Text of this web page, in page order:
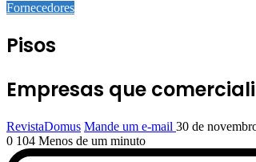
Fornecedores
Pisos
Empresas que
RevistaDomus Mande um e-mail 30 de
0 104 Menos de um minuto